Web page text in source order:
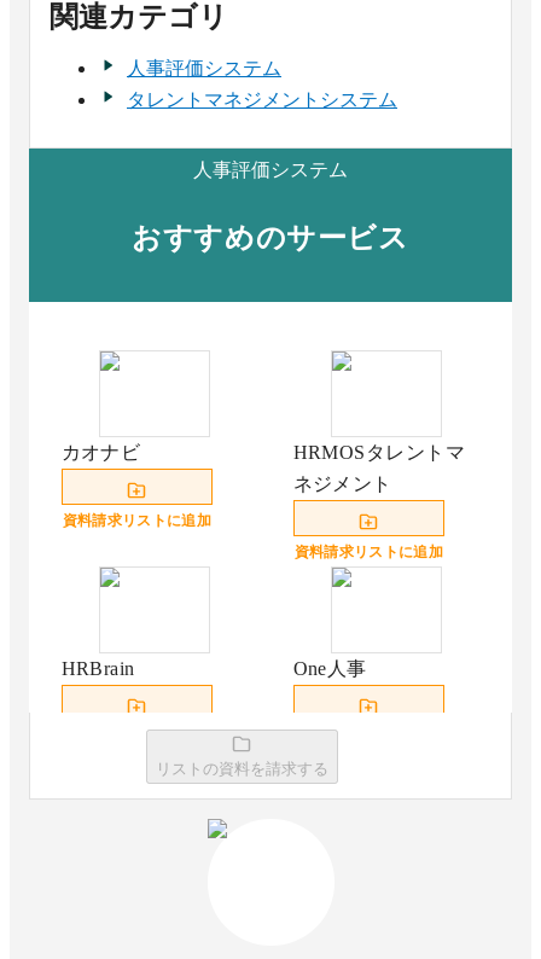
関連カテゴリ
人事評価システム
タレントマネジメントシステム
人事評価システム
おすすめのサービス
カオナビ
資料請求リストに追加
HRMOSタレントマ
ネジメント
資料請求リストに追加
HRBrain One人事
リストの資料を請求する